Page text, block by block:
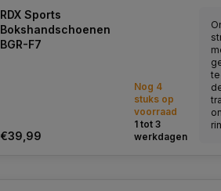
RDX Sports
Bokshandschoenen
BGR-F7
€39,99
Nog 4
stuks op
voorraad
1 tot 3
werkdagen